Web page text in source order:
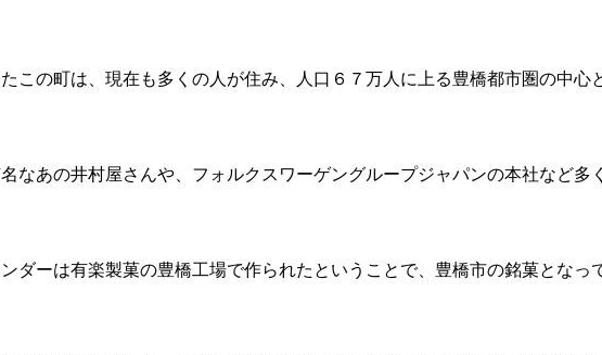
この町は、現在も多くの人が住み、人口６７万人に上る豊橋都市圏の中心
なあの井村屋さんや、フォルクスワーゲングループジャパンの本社など多く
ダーは有楽製菓の豊橋工場で作られたということで、豊橋市の銘菓となっ